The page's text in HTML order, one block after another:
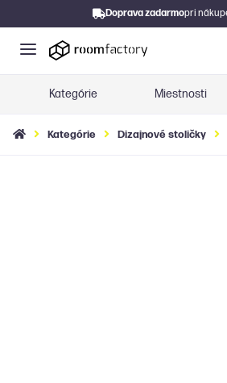
Doprava zadarmopri
Kategórie Miestnosti
Kategórie Dizajnové stoličky